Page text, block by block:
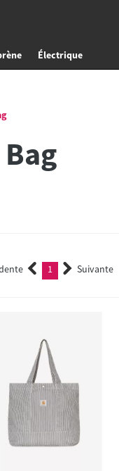
Électrique
1 (current)Suivante